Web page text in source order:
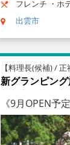
フレンチ ・ホ
出雲市
【料理長(候補) / 正
新グランピン
《9月OPEN予